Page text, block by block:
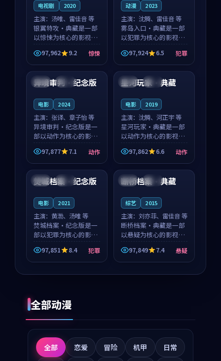
电视剧 2020
主演： 汤唯、雷佳音 等
银翼特攻·典藏是一部
以惊悚为核心的影视作
品，围绕危机、反转与
人物成长展开，整体节
奏紧凑，值得推荐观
看。
97,962 9.2 惊悚
动漫 2023
主演： 沈腾、雷佳音 等
雾岛入口·典藏是一部
以犯罪为核心的影视作
品，围绕危机、反转与
人物成长展开，整体节
奏紧凑，值得推荐观
看。
97,924 6.5 犯罪
法国 热播
异境审判·纪念版
电影 2024
主演： 张译、章子怡 等
异境审判·纪念版是一
部以动作为核心的影视
作品，围绕危机、反转
与人物成长展开，整体
节奏紧凑，值得推荐观
看。
97,877 7.1 动作
日本 杜比
星河玩家·典藏
电影 2019
主演： 沈腾、河正宇 等
星河玩家·典藏是一部
以动作为核心的影视作
品，围绕危机、反转与
人物成长展开，整体节
奏紧凑，值得推荐观
97,862 6.6 动作
中国 院线
焚城档案·纪念版
电影 2021
主演： 黄渤、汤唯 等
焚城档案·纪念版是一
部以犯罪为核心的影视
作品，围绕危机、反转
与人物成长展开，整体
节奏紧凑，值得推荐观
97,851 8.4 犯罪
英国 独播
断桥档案·典藏
综艺 2015
主演： 刘亦菲、雷佳音 等
断桥档案·典藏是一部
以悬疑为核心的影视作
品，围绕危机、反转与
人物成长展开，整体节
奏紧凑，值得推荐观
97,849 7.4 悬疑
全部动漫
全部 恋爱 冒险 机甲
日常